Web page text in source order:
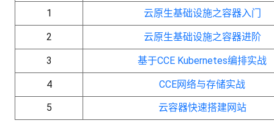
1 云原生基础设施之容器入门
2 云原生基础设施之容器进阶
3 基于CCE Kubernetes编排实战
4
CCE网络与存储实战
5
云容器快速搭建网站